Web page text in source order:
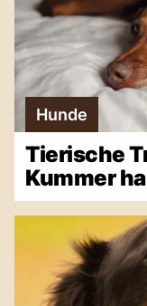
Hunde
Tierische
Kummer